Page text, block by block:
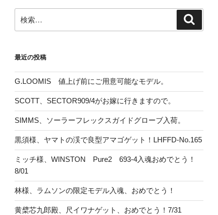
索:
最近の投稿
G.LOOMIS 値上げ前にご用意可能なモデル。
SCOTT、SECTOR909/4がお嫁に行きますので。
SIMMS、ソーラーフレックスガイドグローブ入荷。
黒須様、ヤマトの渓で良型アマゴゲット！LHFFD-No.165
ミッチ様、WINSTON Pure2 693-4入魂おめでとう！
8/01
林様、ラムソンの限定モデル入魂、おめでとう！
黄檗芯九郎殿、尺イワナゲット、おめでとう！7/31